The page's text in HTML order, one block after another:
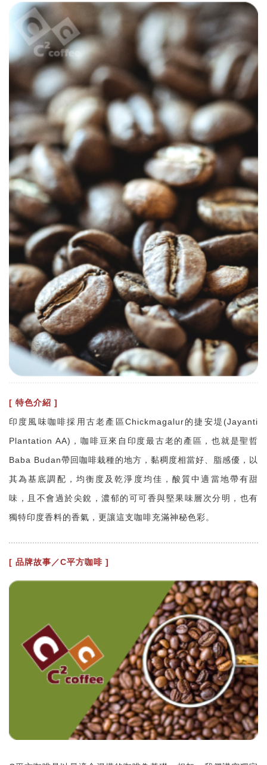
[ 特色介紹 ]
印度風味咖啡採用古老產區Chickmagalur的捷安堤(Jayanti
Plantation AA)，咖啡豆來自印度最古老的產區，也就是聖哲
Baba Budan帶回咖啡栽種的地方，黏稠度相當好、脂感優，以
其為基底調配，均衡度及乾淨度均佳，酸質中適當地帶有甜
味，且不會過於尖銳，濃郁的可可香與堅果味層次分明，也有
獨特印度香料的香氣，更讓這支咖啡充滿神秘色彩。
[ 品牌故事／C平方咖啡 ]